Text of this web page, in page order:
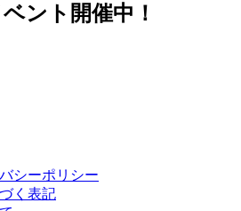
ント開催中！
シーポリシー
く表記